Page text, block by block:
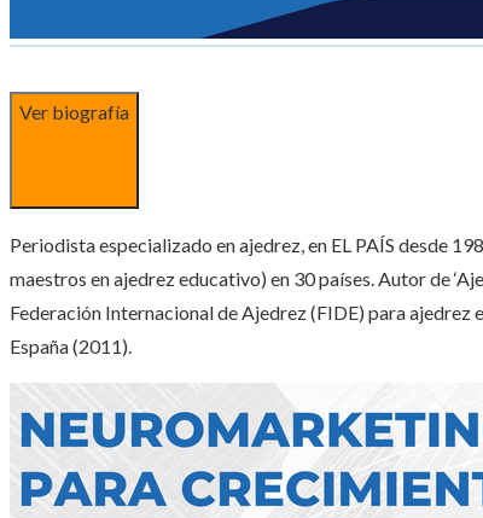
Ver biografía
Periodista especializado en ajedrez, en EL PAÍS desde
maestros en ajedrez educativo) en 30 países. Autor de
Federación Internacional de Ajedrez (FIDE) para
España (2011).